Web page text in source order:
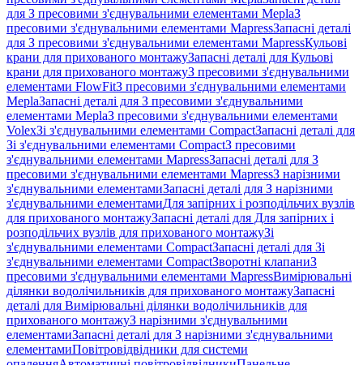
для З пресовими з'єднувальними елементами MeplaЗ
пресовими з'єднувальними елементами MapressЗапасні деталі
для З пресовими з'єднувальними елементами MapressКульові
крани для прихованого монтажуЗапасні деталі для Кульові
крани для прихованого монтажуЗ пресовими з'єднувальними
елементами FlowFitЗ пресовими з'єднувальними елементами
MeplaЗапасні деталі для З пресовими з'єднувальними
елементами MeplaЗ пресовими з'єднувальними елементами
VolexЗі з'єднувальними елементами CompactЗапасні деталі для
Зі з'єднувальними елементами CompactЗ пресовими
з'єднувальними елементами MapressЗапасні деталі для З
пресовими з'єднувальними елементами MapressЗ нарізними
з'єднувальними елементамиЗапасні деталі для З нарізними
з'єднувальними елементамиДля запірних і розподільчих вузлів
для прихованого монтажуЗапасні деталі для Для запірних і
розподільчих вузлів для прихованого монтажуЗі
з'єднувальними елементами CompactЗапасні деталі для Зі
з'єднувальними елементами CompactЗворотні клапаниЗ
пресовими з'єднувальними елементами MapressВимірювальні
ділянки водолічильників для прихованого монтажуЗапасні
деталі для Вимірювальні ділянки водолічильників для
прихованого монтажуЗ нарізними з'єднувальними
елементамиЗапасні деталі для З нарізними з'єднувальними
елементамиПовітровідвідники для системи